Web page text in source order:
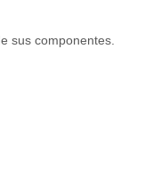
sus componentes.